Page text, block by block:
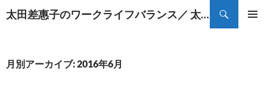
ン
ツ
太田差惠子のワークライフバランス／ 太田差恵子の遠距離介護
検
索
月別アーカイブ: 2016年6月